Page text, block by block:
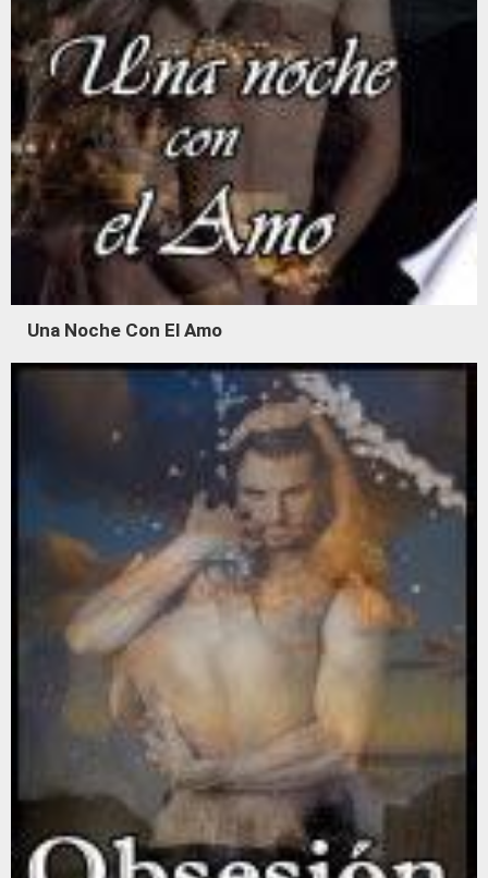
Una Noche Con El Amo